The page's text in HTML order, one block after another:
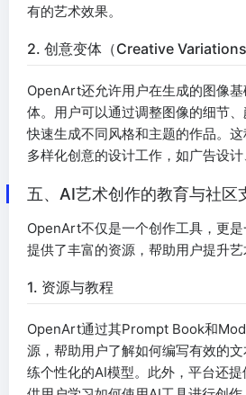
有的艺术效果。
2. 创意变体（Creative Variations
OpenArt还允许用户在生成的图像
体。用户可以通过调整图像的细节、
快速生成不同风格和主题的作品。
多样化创意的设计工作，如广告设计
五、AI艺术创作的教育与社区
OpenArt不仅是一个创作工具，更
提供了丰富的资源，帮助用户提升艺
1. 资源与教程
OpenArt通过其Prompt Book和
源，帮助用户了解如何编写有效的
练个性化的AI模型。此外，平台还提